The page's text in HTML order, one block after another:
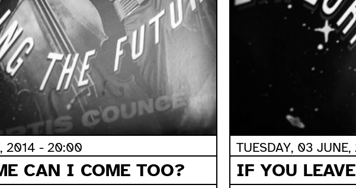
2014 - 20:00
CAN I COME TOO?
TUESDAY, 03
IF YOU